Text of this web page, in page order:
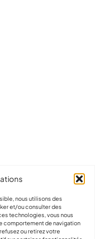
nous utilisons des
et/ou consulter des
technologies, vous nous
comportement de navigation
ou retirez votre
les talents